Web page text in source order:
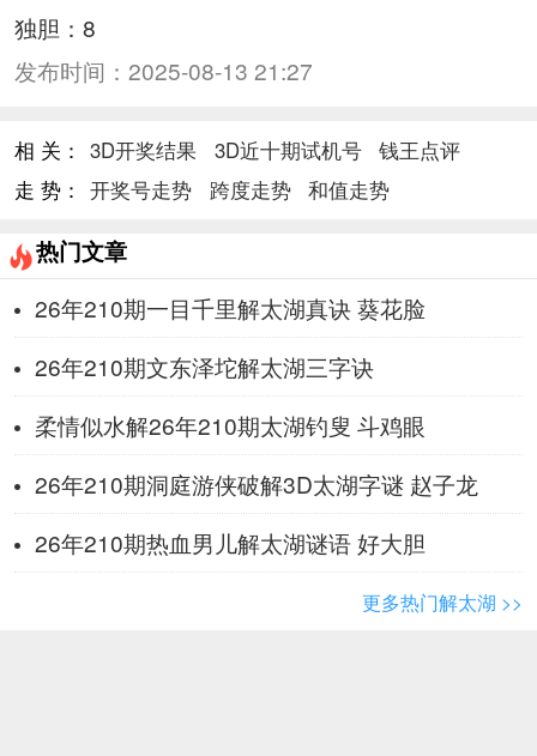
独胆：8
发布时间： 2025-08-13 21:27
相 关： 3D开奖结果 3D近十期试机号
钱王点评
走 势： 开奖号走势 跨度走势 和值走势
热门文章
26年210期一目千里解太湖真诀 葵花脸
26年210期文东泽坨解太湖三字诀
柔情似水解26年210期太湖钓叟 斗鸡眼
26年210期洞庭游侠破解3D太湖字谜 赵子龙
26年210期热血男儿解太湖谜语 好大胆
更多热门解太湖 >>